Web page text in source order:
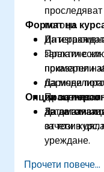
потоци.
Да
заплати с
показатели
Да
да оценяват
Да
отчети в
Формат на
примерни
парични
Опции за
За да
за този
уреждане.
Прочети повече...